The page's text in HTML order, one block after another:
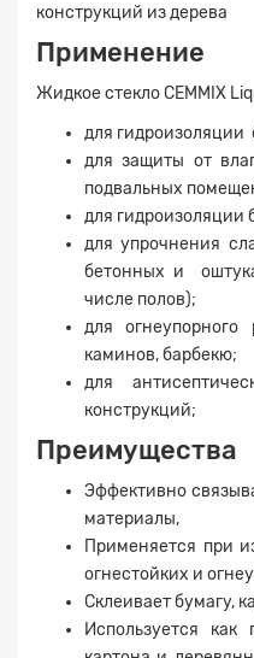
конструкций из дерева
Применение
Жидкое стекло CEMMIX
для гидроизоляции
для защиты от
подвальных
для гидроизоляции
для упрочнения
бетонных и
числе полов);
для огнеупорного
каминов, барбекю;
для
конструкций;
Преимущества
Эффективно
материалы,
Применяется при
огнестойких и
Склеивает бумагу,
Используется как
Заявка на